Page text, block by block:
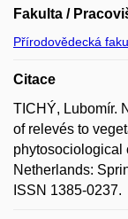
Fakulta /
Přírodovědecká
Citace
TICHÝ, Lubomír.
of relevés to
phytosociological
Netherlands:
ISSN 1385-0237.